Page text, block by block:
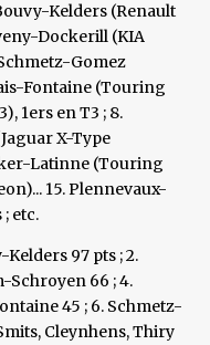
Kelders (Renault
Dockerill (KIA
Gomez
Fontaine (Touring
1ers en T3 ; 8.
X-Type
Latinne (Touring
15. Plennevaux-
etc.
97 pts ; 2.
Schroyen 66 ; 4.
45 ; 6. Schmetz-
Cleynhens, Thiry